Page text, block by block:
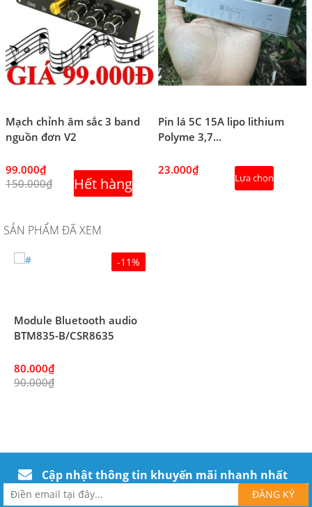
Mạch chỉnh âm sắc 3 band
nguồn đơn V2
99.000₫
150.000₫
Hết hàng
Pin lá 5C 15A lipo lithium
Polyme 3,7...
23.000₫
Lựa chọn
SẢN PHẨM ĐÃ XEM
-11%
Module Bluetooth audio
BTM835-B/CSR8635
80.000₫
90.000₫
Cập nhật thông tin khuyến mãi nhanh nhất